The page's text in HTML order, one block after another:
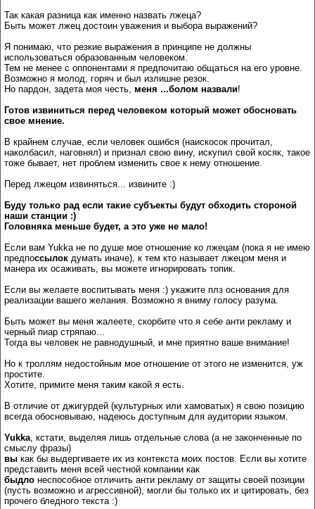
Так какая разница как именно назвать лжеца?
Быть может лжец достоин уважения и выбора выражений?
Я понимаю, что резкие выражения в принципе не должны
использоваться образованным человеком.
Тем не менее с оппонентами я предпочитаю общаться на его уровне.
Возможно я молод, горяч и был излишне резок.
Но пардон, задета моя честь, меня ...болом назвали!
Готов извиниться перед человеком который может обосновать
свое мнение.
В крайнем случае, если человек ошибся (наискосок прочитал,
наколбасил, наговнял) и признал свою вину, искупил свой косяк, такое
тоже бывает, нет проблем изменить свое к нему отношение.
Перед лжецом извиняться... извините :)
Буду только рад если такие субъекты будут обходить стороной
наши станции :)
Головняка меньше будет, а это уже не мало!
Если вам Yukka не по душе мое отношение ко лжецам (пока я не имею
предпоссылок думать иначе), к тем кто называет лжецом меня и
манера их осаживать, вы можете игнорировать топик.
Если вы желаете воспитывать меня :) укажите плз основания для
реализации вашего желания. Возможно я вниму голосу разума.
Быть может вы меня жалеете, скорбите что я себе анти рекламу и
черный пиар стряпаю...
Тогда вы человек не равнодушный, и мне приятно ваше внимание!
Но к троллям недостойным мое отношение от этого не изменится, уж
простите.
Хотите, примите меня таким какой я есть.
В отличие от джигурдей (культурных или хамоватых) я свою позицию
всегда обосновываю, надеюсь доступным для аудитории языком.
Yukka, кстати, выделяя лишь отдельные слова (а не законченные по
смыслу фразы)
вы как бы выдергиваете их из контекста моих постов. Если вы хотите
представить меня всей честной компании как
быдло неспособное отличить анти рекламу от защиты своей позиции
(пусть возможно и агрессивной), могли бы только их и цитировать, без
прочего бледного текста :)